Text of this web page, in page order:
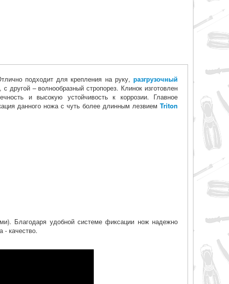
подходит для крепления на руку,разгрузочный
– волнообразный стропорез. Клинок изготовлен
и высокую устойчивость к коррозии. Главное
данного ножа с чуть более длинным лезвием Triton
Благодаря удобной системе фиксации нож надежно
- качество.